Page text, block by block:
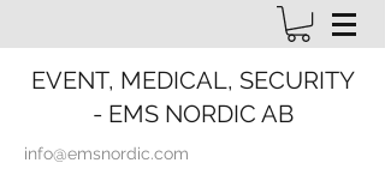
EVENT, MEDICAL, SECURITY
- EMS NORDIC AB
info@emsnordic.com